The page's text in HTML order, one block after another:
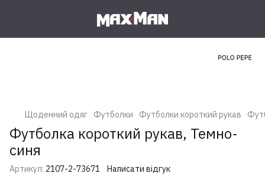
Щоденний одяг Футболки Футболки короткий рукав
Футболка короткий рукав, Темно-
синя
Артикул: 2107-2-73671 Написати відгук